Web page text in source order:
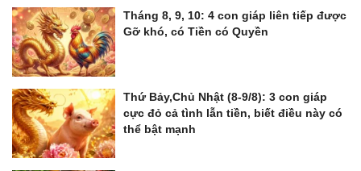
Tháng 8, 9, 10: 4 con giáp liên tiếp được
Gỡ khó, có Tiền có Quyền
Thứ Bảy,Chủ Nhật (8-9/8): 3 con giáp
cực đỏ cả tình lẫn tiền, biết điều này có
thể bật mạnh